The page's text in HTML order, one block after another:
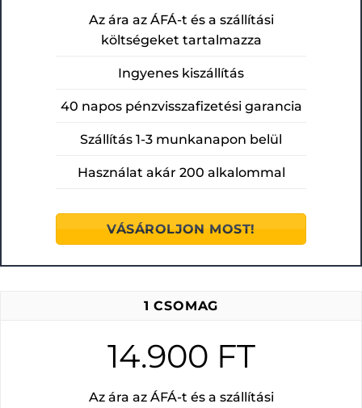
Az ára az ÁFÁ-t és a szállítási
költségeket tartalmazza
Ingyenes kiszállítás
40 napos pénzvisszafizetési garancia
Szállítás 1-3 munkanapon belül
Használat akár 200 alkalommal
VÁSÁROLJON MOST!
1 CSOMAG
14.900 FT
Az ára az ÁFÁ-t és a szállítási